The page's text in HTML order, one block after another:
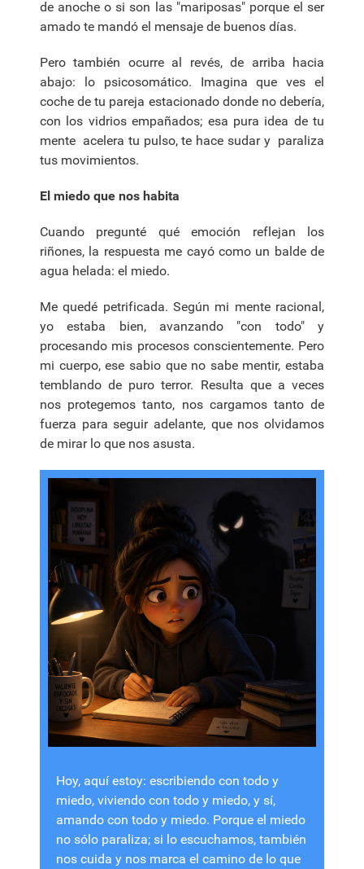
de anoche o si son las "mariposas" porque el ser
amado te mandó el mensaje de buenos días.
Pero también ocurre al revés, de arriba hacia
abajo: lo psicosomático. Imagina que ves el
coche de tu pareja estacionado donde no debería,
con los vidrios empañados; esa pura idea de tu
mente acelera tu pulso, te hace sudar y paraliza
tus movimientos.
El miedo que nos habita
Cuando pregunté qué emoción reflejan los
riñones, la respuesta me cayó como un balde de
agua helada: el miedo.
Me quedé petrificada. Según mi mente racional,
yo estaba bien, avanzando "con todo" y
procesando mis procesos conscientemente. Pero
mi cuerpo, ese sabio que no sabe mentir, estaba
temblando de puro terror. Resulta que a veces
nos protegemos tanto, nos cargamos tanto de
fuerza para seguir adelante, que nos olvidamos
de mirar lo que nos asusta.
Hoy, aquí estoy: escribiendo con todo y
miedo, viviendo con todo y miedo, y sí,
amando con todo y miedo. Porque el miedo
no sólo paraliza; si lo escuchamos, también
nos cuida y nos marca el camino de lo que